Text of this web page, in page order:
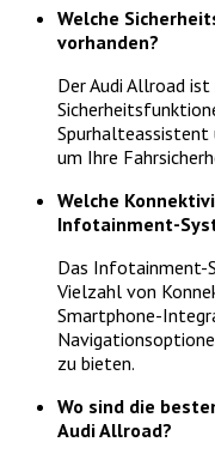
Welche
vorhanden?
Der Audi Allroad
um Ihre
Welche
Infotainment-
Das Infotainment-
Vielzahl von
Smartphone-
zu bieten.
Wo sind die
Audi Allroad?